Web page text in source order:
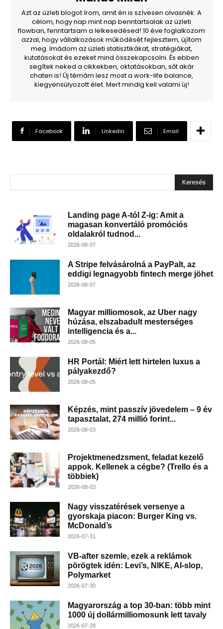
Azt az üzleti blogot írom, amit én is szívesen olvasnék. A
célom, hogy nap mint nap benntartsalak az üzleti
flowban, fenntartsam a lelkesedésed! 10 éve foglalkozom
azzal, hogy vállalkozások működését fejlesztem, újítom
meg. Imádom az üzleti statisztikákat, stratégiákat,
kutatásokat és ezeket mind összekapcsolni. És ebben
segítek neked a cikkekben, oktatásokban, sőt akár
chaten is! Új témám lesz most a work-life balance,
kiegyensúlyozott élet. Mert mindig kell valami új!
Facebook Linkedin Email
Keresés
Landing page A-tól Z-ig: Amit a
magasan konvertáló promóciós
oldalakról tudnod...
2026-08-07
A Stripe felvásárolná a PayPalt, az
eddigi legnagyobb fintech merge jöhet
2026-08-07
Magyar milliomosok, az Uber nagy
húzása, elszabadult mesterséges
intelligencia és a...
2026-08-05
HR Portál: Miért lett hirtelen luxus a
pályakezdő?
2026-08-05
Képzés, mint passzív jövedelem – 9 év
tapasztalat, 274 millió forint...
2026-08-03
Projektmenedzsment, feladat kezelő
appok. Kellenek a cégbe? (Trello és a
többiek)
2026-08-03
Nagy visszatérések versenye a
gyorskaja piacon: Burger King vs.
McDonald’s
2026-07-31
VB-after szemle, ezek a reklámok
pörögtek idén: Levi’s, NIKE, AI-slop,
Polymarket
2026-07-30
Magyarország a top 30-ban: több mint
1000 új dollármilliomosunk lett tavaly
2026-07-28